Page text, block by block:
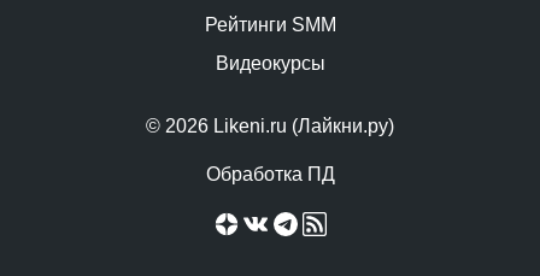
© 2026 Likeni.ru (Лайкни.ру)
Обработка ПД
Рейтинги SMM
Видеокурсы